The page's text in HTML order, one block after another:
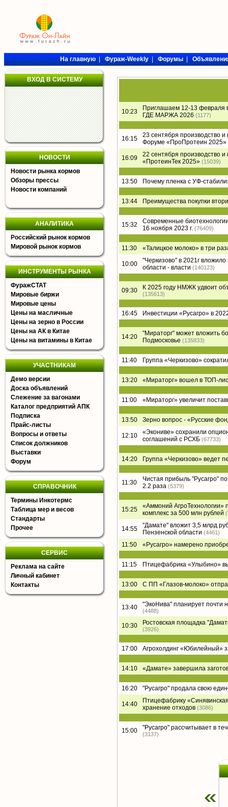
На главную|Фураж-Weekly|Форумы|
ВХОД В СИСТЕМУ
НОВОСТИ
Новости рынка кормов
Обзоры прессы
Новости компаний
АНАЛИТИКА
Российский рынок кормов
Мировой рынок кормов
ИНСТРУМЕНТЫ РЫНКА
ФуражСТАТ
Мировые биржи
Мировые цены
Цены на масличные
Цены на зерно в России
Цены на АК в Китае
Цены на витамины в Китае
УЧАСТНИКАМ
Демо версии
Доска объявлений
Слежение за вагонами
Каталог предприятий АПК
Подписка
Прайс-листы
Вопросы и ответы
Список должников
Выставки
Форум
СПРАВОЧНИК
Термины Инкотермс
Таблица мер и весов
Стандарты
Прочее
СЕРВИС
Реклама на сайте
Личный кабинет
Контакты
10:23
Приглашаем 12-13 февраля
ГДЕ МАРЖА 2026 (1177)
16:15
23 сентября производство
Форуме «ПроПротеин 2025»
16:09
22 сентября производство
«ПротеинТек 2025» (15039)
13:50 Почему пленка с УФ-
13:44 Преимущества покупки
15:32
Современные
16 ноября 2023 г. (76409)
11:30 «Талицкое молоко» в три
10:00
"Черкизово" в 2021г
области - власти (140123)
09:30 К 2025 году НМЖК удвоит
(135613)
16:45 Инвестиции «Русагро» в
14:20
"Мираторг" может вложить
Подмосковье (135833)
11:40 Группа «Черкизово»
13:20 «Мираторг» вошел в ТОП-
11:00 «Мираторг» увеличит
13:50 Зерно вопрос - «Русские
12:10
«Экониве» сохранили
соглашений с РСХБ (67733)
14:20 Группа «Черкизово» ведет
11:30
Чистая прибыль "Русагро"
2.2 раза (5379)
15:25
«Аммоний АгроТехнологии»
комплекс за 500 млн рублей
14:55
"Дамате" вложит 3,5 млрд
Пензенской области (4461)
11:50 «Русагро» намерено
11:15 Птицефабрика «Улыбино»
13:00 С ПП «Глазов-молоко»
13:40 "ЭкоНива" планирует почти
(4488)
10:30 Ростовская площадка
(3926)
17:00 Агрохолдинг «Юбилейный»
14:10 «Дамате» завершила
16:20 "Русагро" продала свою
14:40
Птицефабрику
хранение отходов (3086)
15:00 "Русагро" рассчитывает в
(3137)